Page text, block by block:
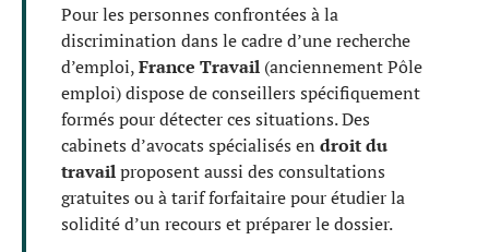
Pour les personnes confrontées à la
discrimination dans le cadre d’une recherche
d’emploi,France Travail (anciennement Pôle
emploi) dispose de conseillers spécifiquement
formés pour détecter ces situations. Des
cabinets d’avocats spécialisés en droit du
travailproposent aussi des consultations
gratuites ou à tarif forfaitaire pour étudier la
solidité d’un recours et préparer le dossier.